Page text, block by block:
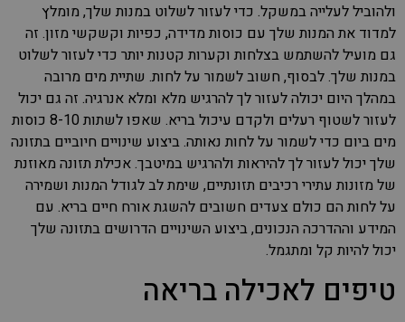
ולהוביל לעלייה במשקל. כדי לעזור לשלוט במנות שלך, מומלץ
למדוד את המנות שלך עם כוסות מדידה, כפיות וקשקשי מזון. זה
גם מועיל להשתמש בצלחות וקערות קטנות יותר כדי לעזור לשלוט
במנות שלך. לבסוף, חשוב לשמור על לחות. שתיית מים מרובה
במהלך היום יכולה לעזור לך להרגיש מלא ומלא אנרגיה. זה גם יכול
לעזור לשטוף רעלים ולקדם עיכול בריא. שאפו לשתות 8-10 כוסות
מים ביום כדי לשמור על לחות נאותה. ביצוע שינויים חיוביים בתזונה
שלך יכול לעזור לך להיראות ולהרגיש במיטבך. אכילת תזונה מאוזנת
של מזונות עתירי רכיבים תזונתיים, שימת לב לגודל המנות ושמירה
על לחות הם כולם צעדים חשובים להשגת אורח חיים בריא. עם
המידע וההדרכה הנכונים, ביצוע השינויים הדרושים בתזונה שלך
יכול להיות קל ומתגמל.
טיפים לאכילה בריאה